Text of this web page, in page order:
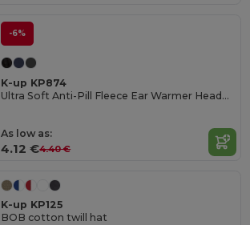
-6%
K-up KP874
Ultra Soft Anti-Pill Fleece Ear Warmer Headband
As low as:
4.12 €4.40 €
K-up KP125
BOB cotton twill hat